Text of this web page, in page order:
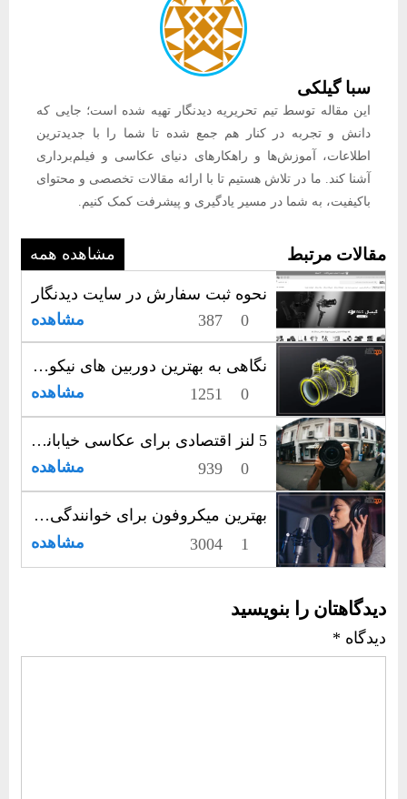
سبا گیلکی
این مقاله توسط تیم تحریریه دیدنگار تهیه شده است؛ جایی که
دانش و تجربه در کنار هم جمع شده تا شما را با جدیدترین
اطلاعات، آموزش‌ها و راهکارهای دنیای عکاسی و فیلم‌برداری
آشنا کند. ما در تلاش هستیم تا با ارائه مقالات تخصصی و محتوای
باکیفیت، به شما در مسیر یادگیری و پیشرفت کمک کنیم.
مقالات مرتبط مشاهده همه
نحوه ثبت سفارش در سایت دیدنگار
0
387 مشاهده
نگاهی به بهترین دوربین های نیکون | نهایت شفافیت، امضای نیکون
0
1251 مشاهده
5 لنز اقتصادی برای عکاسی خیابانی؛ راهنمایی برای عکاسان ایرانی
0
939 مشاهده
بهترین میکروفون برای خوانندگی: با صدایی نقره‌ای اجرا کنید!
1
3004 مشاهده
دیدگاهتان را بنویسید
دیدگاه *